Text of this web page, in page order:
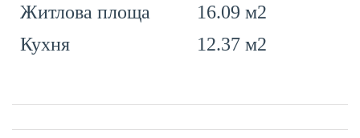
Житлова площа
16.09 м2
Кухня
12.37 м2